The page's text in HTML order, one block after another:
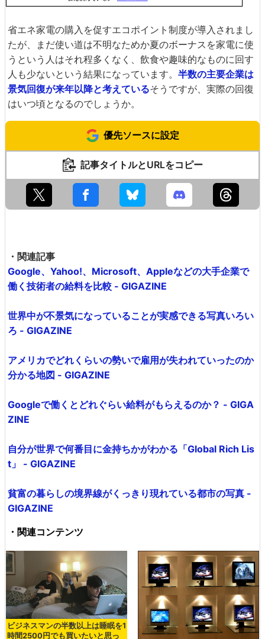
省エネ家電の購入を促すエコポイント制度が導入されまし
たが、まだ使い道は不明なためか夏のボーナスを家電に使
うという人はそれ程多くなく、飲食や趣味的なものに回す
人も少ないという結果になっています。 半数の主要企業は
景気回復が来年以降と考えているそうですが、実際の回復
はいつ頃となるのでしょうか。
優先ソースに設定
記事タイトルとURLをコピー
・関連記事
Google、Yahoo!、Microsoft、Appleなどの大手企業で
働く技術者の給料を比較 - GIGAZINE
世界中が不景気になっていることが実感できる写真いろい
ろ - GIGAZINE
アメリカでどれくらいの勢いで雇用が失われていったのか
分かる地図 - GIGAZINE
Googleで働くとどれぐらい給料がもらえるのか？ - GIGA
ZINE
自分が世界で何番目に金持ちかがわかる「Global Rich Lis
t」 - GIGAZINE
貧富の暮らしの境界線がくっきり現れている都市の写真 -
GIGAZINE
・関連コンテンツ
ビジネスマンの半数以上は睡眠を1
時間2500円でも買いたいと思っ